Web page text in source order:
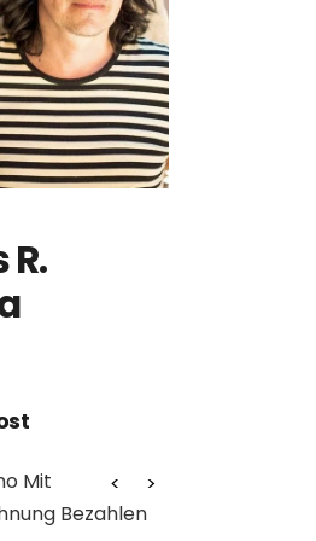
+
Verbunden